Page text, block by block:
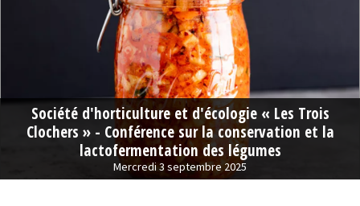
Société d'horticulture et d'écologie « Les Trois
Clochers » - Conférence sur la conservation et la
lactofermentation des légumes
Mercredi 3 septembre 2025